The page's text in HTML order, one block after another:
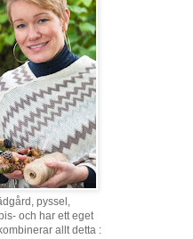
pyssel,
och har ett eget
allt detta :